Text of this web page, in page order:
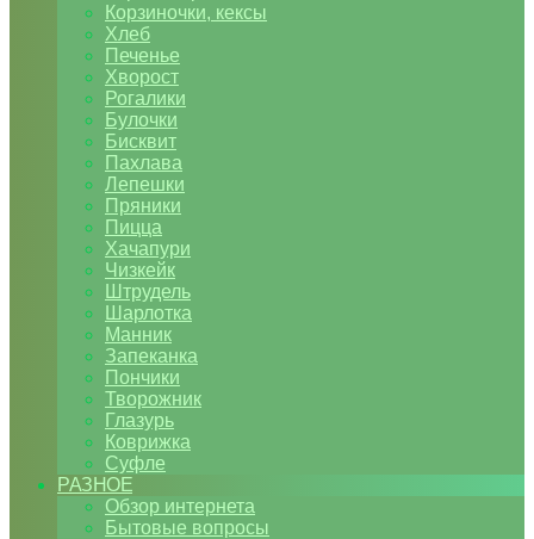
Корзиночки, кексы
Хлеб
Печенье
Хворост
Рогалики
Булочки
Бисквит
Пахлава
Лепешки
Пряники
Пицца
Хачапури
Чизкейк
Штрудель
Шарлотка
Манник
Запеканка
Пончики
Творожник
Глазурь
Коврижка
Суфле
РАЗНОЕ
Обзор интернета
Бытовые вопросы